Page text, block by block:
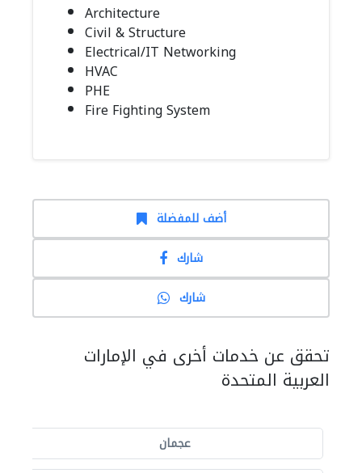
Architecture
Civil & Structure
Electrical/IT Networking
HVAC
PHE
Fire Fighting System
أضف للمفضلة
شارك
شارك
تحقق عن خدمات أخرى في الإمارات
العربية المتحدة
عجمان